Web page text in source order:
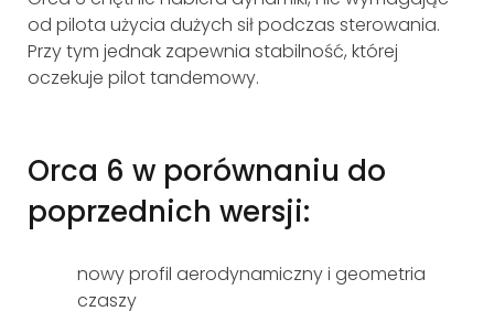
od pilota użycia dużych siłpodczas sterowania.
Przy tym jednak zapewnia stabilność, której
oczekuje pilot tandemowy.
Orca 6 w porównaniu do
poprzednich wersji:
nowy profil aerodynamiczny i geometria
czaszy